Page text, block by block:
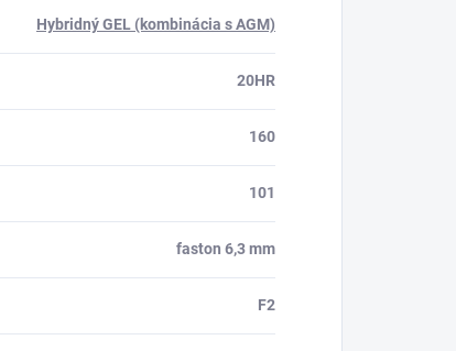
Hybridný GEL (kombinácia s AGM)
20HR
160
101
faston 6,3 mm
F2